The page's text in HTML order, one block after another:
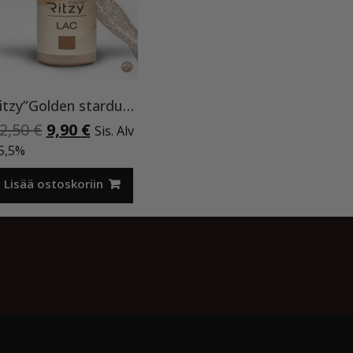
Ritzy”Golden stardust”geelilakka,173 TPO vapaa
€ Alkuperäinen
oli:
12,50 €.
9,90 €Nykyinen
on:
9,90 €.
Sis. Alv
Lisää ostoskoriin